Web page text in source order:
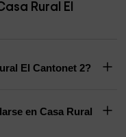
Rural El
El Cantonet 2?
en Casa Rural